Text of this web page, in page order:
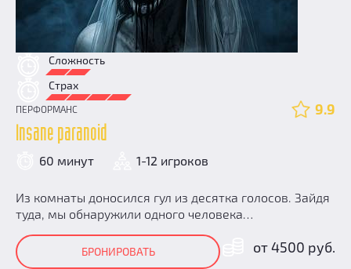
Сложность
Страх
ПЕРФОРМАНС 9.9
Insane paranoid
60 минут 1-12 игроков
Из комнаты доносился гул из десятка голосов. Зайдя
туда, мы обнаружили одного человека…
от 4500 руб.
БРОНИРОВАТЬ